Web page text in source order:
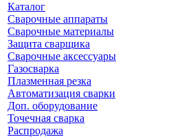
Каталог
Сварочные аппараты
Сварочные материалы
Защита сварщика
Сварочные аксессуары
Газосварка
Плазменная резка
Автоматизация сварки
Доп. оборудование
Точечная сварка
Распродажа